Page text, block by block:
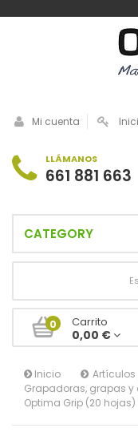
Mi cuenta
LLÁMANOS
661 881 663
CATEGORY
0 Carrito
0,00 €
Inicio
Grapadoras, grapas
Optima Grip (20 hojas)